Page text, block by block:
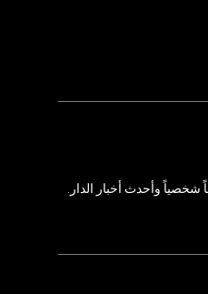
وأحدث أخبار الدار.